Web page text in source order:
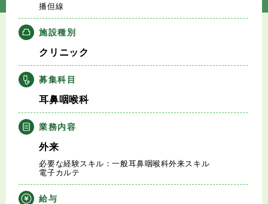
サービスの流れ
キャリアアドバイザー紹介
医師の求人・転職Q&A
知りたい・聞きたい
転職成功事例
医師の転職マニュアル
播但線
施設種別
クリニック
募集科目
耳鼻咽喉科
業務内容
外来
必要な経験スキル：一般耳鼻咽喉科外来スキル
電子カルテ
給与